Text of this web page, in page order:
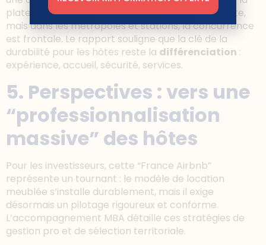
plateforme compense une offre hôtelière absente,
mais dans les métropoles et stations, la concurrence
est frontale. Le rapport souligne que la clé de la
durabilité pour les hôtes reste la différenciation :
expérience, accueil, sécurité, services.
5. Perspectives : vers une
“professionnalisation
massive” des hôtes
Pour les investisseurs, cette “France Airbnb”
représente un tournant : le modèle de location
meublée s’installe durablement, mais il exige
désormais un pilotage rigoureux et conforme.
L’accompagnement MBA détaille ces stratégies de
gestion pro et de sélection territoriale.